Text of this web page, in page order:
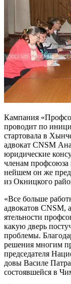
Кампания
проводит по
старто­вала в
адвокат CNSM
юридические
членам профсоюза
нейшем он же
из Окницкого
«Все больше
адвокатов CNSM,
ятельности
ка­кую дверь
проблемы.
решения многим
председателя
довы Василе
состоявшейся в